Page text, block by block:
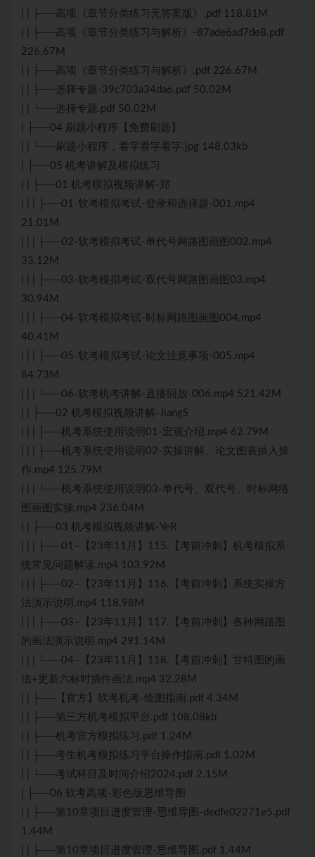
| | ├──高项《章节分类练习无答案版》.pdf 118.81M
| | ├──高项《章节分类练习与解析》-87ade6ad7de8.pdf
226.67M
| | ├──高项《章节分类练习与解析》.pdf 226.67M
| | ├──选择专题-39c703a34da6.pdf 50.02M
| | └──选择专题.pdf 50.02M
| ├──04 刷题小程序【免费刷题】
| | └──刷题小程序，看字看字看字.jpg 148.03kb
| ├──05 机考讲解及模拟练习
| | ├──01 机考模拟视频讲解-郑
| | | ├──01-软考模拟考试-登录和选择题-001.mp4
21.01M
| | | ├──02-软考模拟考试-单代号网路图画图002.mp4
33.12M
| | | ├──03-软考模拟考试-双代号网路图画图03.mp4
30.94M
| | | ├──04-软考模拟考试-时标网路图画图004.mp4
40.41M
| | | ├──05-软考模拟考试-论文注意事项-005.mp4
84.73M
| | | └──06-软考机考讲解-直播回放-006.mp4 521.42M
| | ├──02 机考模拟视频讲解-JiangS
| | | ├──机考系统使用说明01-宏观介绍.mp4 62.79M
| | | ├──机考系统使用说明02-实操讲解、论文图表插入操
作.mp4 125.79M
| | | └──机考系统使用说明03-单代号、双代号、时标网络
图画图实操.mp4 236.04M
| | ├──03 机考模拟视频讲解-YeR
| | | ├──01–【23年11月】115.【考前冲刺】机考模拟系
统常见问题解读.mp4 103.92M
| | | ├──02–【23年11月】116.【考前冲刺】系统实操方
法演示说明.mp4 118.98M
| | | ├──03–【23年11月】117.【考前冲刺】各种网路图
的画法演示说明.mp4 291.14M
| | | └──04–【23年11月】118.【考前冲刺】甘特图的画
法+更新六标时插件画法.mp4 32.28M
| | ├──【官方】软考机考-绘图指南.pdf 4.34M
| | ├──第三方机考模拟平台.pdf 108.08kb
| | ├──机考官方模拟练习.pdf 1.24M
| | ├──考生机考模拟练习平台操作指南.pdf 1.02M
| | └──考试科目及时间介绍2024.pdf 2.15M
| ├──06 软考高项-彩色版思维导图
| | ├──第10章项目进度管理-思维导图-dedfe02271e5.pdf
1.44M
| | ├──第10章项目进度管理-思维导图.pdf 1.44M